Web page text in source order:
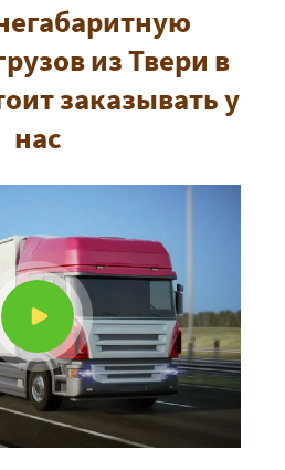
из Твери в
заказывать у
нас